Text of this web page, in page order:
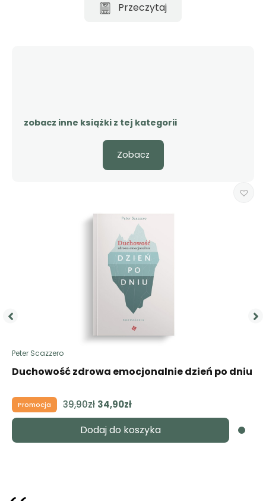
Przeczytaj
zobacz inne książki z tej kategorii
Zobacz
Peter Scazzero
Duchowość zdrowa emocjonalnie dzień po dniu
Promocja 39,90zł Pierwotna
cena
wynosiła:
39,90zł.
34,90złAktualna
cena
wynosi:
34,90zł.
Dodaj do koszyka